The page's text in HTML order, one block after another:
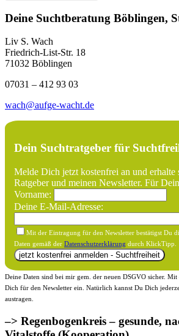
Deine Suchtberatung Böblingen,
Liv S. Wach
Friedrich-List-Str. 18
71032 Böblingen
07031 – 412 93 03
wach@aufge-wacht.de
Dein Suchtratgeber für
Melde Dich jetzt kostenfrei an und erhalte
Ratgeber und meinen Newsletter. Für
Vorname:
Deine E-Mail-Adresse:
Mit der Eintragung für den Newsletter bestätigst Du
Daten gemäß der Datenschutzerklärung durch KlickTipp.
Deine Daten sind bei mir gem. der neuen DSGVO sicher.
Dich für den Newsletter ein. Natürlich kannst Du Dich
austragen.
–> Regenbogenkreis – gesunde,